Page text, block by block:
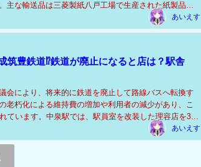
主な輸送品は三菱製紙八戸工場で生産された紙製品で
、その約4割に...
あいえす
筑豊鉄道⁉鉄道が廃止になると店は？駅舎
会により、将来的に鉄道を廃止して路線バスへ転換す
老朽化による維持費の増加や利用者の減少があり、こ
ています。中泉駅では、駅員室を改装した理容店を35
歩んできました。無人...
あいえす